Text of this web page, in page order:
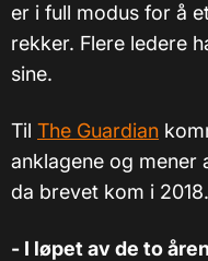
er i full modus for å
rekker. Flere ledere
sine.
Til The Guardian
anklagene og
da brevet kom i 2018.
- I løpet av de to